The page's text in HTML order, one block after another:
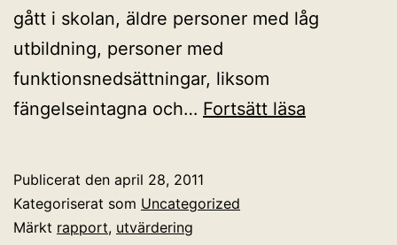
gått i skolan, äldre personer med låg
utbildning, personer med
funktionsnedsättningar, liksom
fängelseintagna och… Fortsätt läsa
Publicerat den april 28, 2011
Kategoriserat som Uncategorized
Märkt rapport, utvärdering